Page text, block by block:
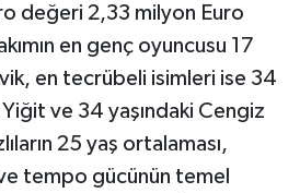
değeri 2,33 milyon Euro
en genç oyuncusu 17
en tecrübeli isimleri ise 34
ve 34 yaşındaki Cengiz
25 yaş ortalaması,
tempo gücünün temel